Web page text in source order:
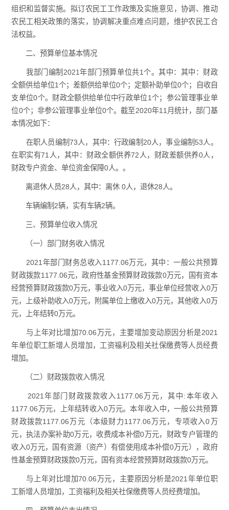
组织和监督实施。拟订农民工工作政策及实施意见，协调、推动
农民工相关政策的落实，协调解决重点难点问题，维护农民工合
法权益。
二、预算单位基本情况
我部门编制2021年部门预算单位共1个。其中：其中：财政
全额供给单位1个；差额供给单位0个；定额补助单位0个；自收自
支单位0个。财政全额供给单位中行政单位1个；参公管理事业单
位0个；非参公管理事业单位0个。截至2020年11月统计，部门基
本情况如下：
在职人员编制73人，其中：行政编制20人，事业编制53人。
在职实有71人，其中：财政全额供养72人，财政差额供养0人，
财政专户资金、单位资金保障0人。。
离退休人员28人，其中：离休 0人，退休28人。
车辆编制2辆，实有车辆2辆。
三、预算单位收入情况
（一）部门财务收入情况
2021年部门财务总收入1177.06万元，其中：一般公共预算
财政拨款1177.06元，政府性基金预算财政拨款0万元，国有资本
经营预算财政拨款0万元，事业收入0万元，事业单位经营收入0万
元，上级补助收入0万元，附属单位上缴收入0万元，其他收入0万
元，上年结转0万元。
与上年对比增加70.06万元，主要增加变动原因分析是2021
年单位职工新增人员增加，工资福利及相关社保缴费等人员经费
增加。
（二）财政拨款收入情况
2021年部门财政拨款收入1177.06万元，其中:本年收入
1177.06万元，上年结转收入0万元。本年收入中，一般公共预算
财政拨款1177.06万元（本级财力1177.06万元，专项收入0万
元，执法办案补助0万元，收费成本补偿0万元，财政专户管理的
收入0万元，国有资源（资产）有偿使用成本补偿0万元），政府
性基金预算财政拨款0万元，国有资本经营预算财政拨款0万元。
与上年对比增加70.06万元，主要原因分析是2021年单位职
工新增人员增加，工资福利及相关社保缴费等人员经费增加。